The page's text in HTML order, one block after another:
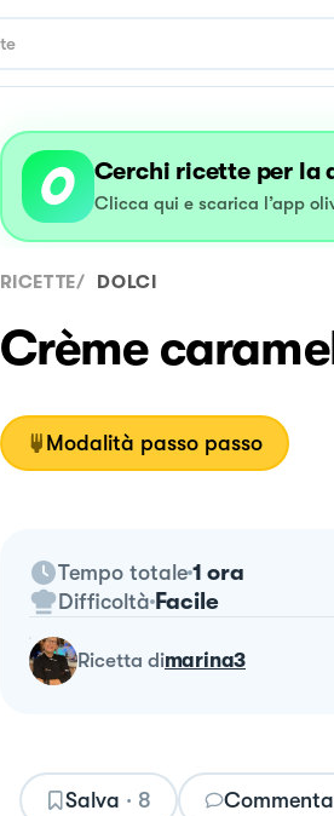
Cerchi ricette per la
Clicca qui e scarica l’app
RICETTE/ DOLCI
Crème
Modalità passo passo
Tempo totale 1 ora
Difficoltà Facile
ricetta dimarina3
Salva · 8 Commenta